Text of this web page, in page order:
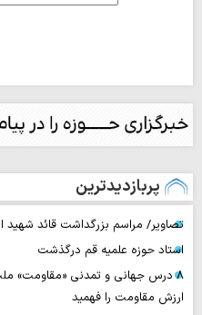
پربازدیدترین
تصاویر/ مراسم بزرگداشت قائد شهید
استاد حوزه علمیه قم درگذشت
۸ درس جهانی و تمدنی «مقاومت»
ارزش مقاومت را فهمید